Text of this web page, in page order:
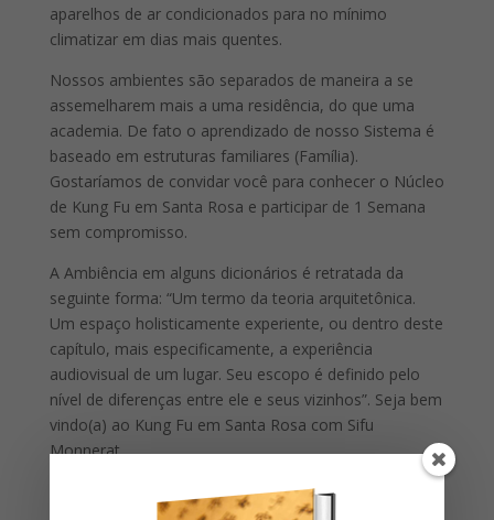
aparelhos de ar condicionados para no mínimo
climatizar em dias mais quentes.
Nossos ambientes são separados de maneira a se
assemelharem mais a uma residência, do que uma
academia. De fato o aprendizado de nosso Sistema é
baseado em estruturas familiares (Família).
Gostaríamos de convidar você para conhecer o Núcleo
de Kung Fu em Santa Rosa e participar de 1 Semana
sem compromisso.
A Ambiência em alguns dicionários é retratada da
seguinte forma: “Um termo da teoria arquitetônica.
Um espaço holisticamente experiente, ou dentro deste
capítulo, mais especificamente, a experiência
audiovisual de um lugar. Seu escopo é definido pelo
nível de diferenças entre ele e seus vizinhos”. Seja bem
vindo(a) ao Kung Fu em Santa Rosa com Sifu
Monnerat.